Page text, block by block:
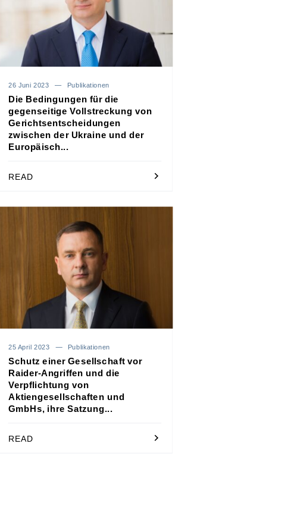
26 Juni 2023 Publikationen
Die Bedingungen für die
gegenseitige Vollstreckung von
Gerichtsentscheidungen
zwischen der Ukraine und der
Europäisch...
READ
25 April 2023 Publikationen
Schutz einer Gesellschaft vor
Raider-Angriffen und die
Verpflichtung von
Aktiengesellschaften und
GmbHs, ihre Satzung...
READ